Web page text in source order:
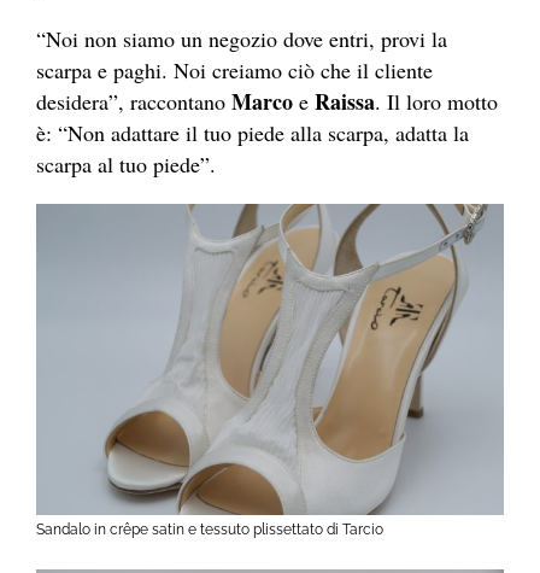
“Noi non siamo un negozio dove entri, provi la
scarpa e paghi. Noi creiamo ciò che il cliente
desidera”, raccontano Marco e Raissa. Il loro motto
è: “Non adattare il tuo piede alla scarpa, adatta la
scarpa al tuo piede”.
Sandalo in crêpe satin e tessuto plissettato di Tarcio